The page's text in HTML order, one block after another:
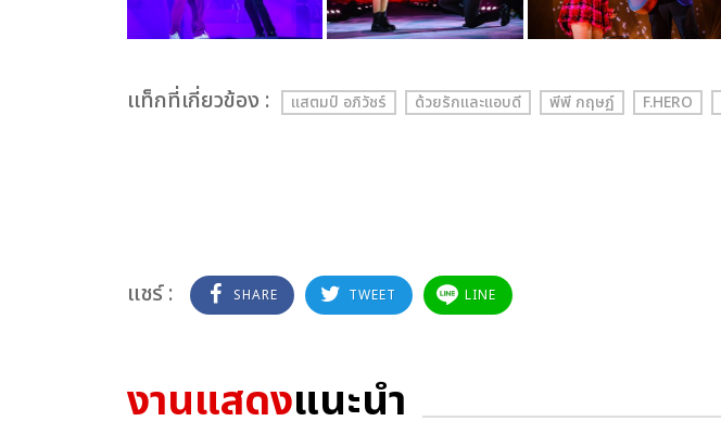
เเท็กที่เกี่ยวข้อง : แสตมป์ อภิวัชร์ ด้วยรักและแอบดี พีพี กฤษฏ์ F.HERO
แชร์ : SHARE TWEET LINE
งานแสดงแนะนำ